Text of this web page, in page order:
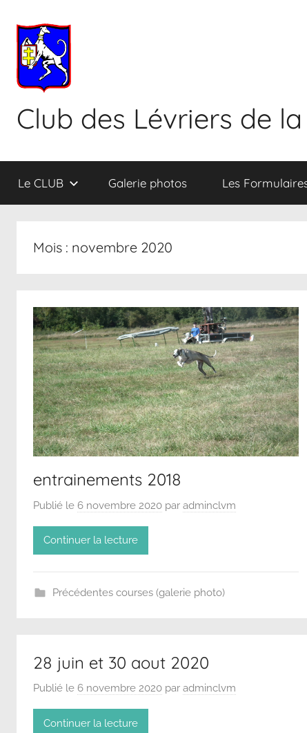
contenu
Club des Lévriers de
Le CLUB Galerie photos Les
Mois : novembre 2020
entrainements 2018
Publié le 6 novembre 2020 par adminclvm
Continuer la lecture
Précédentes courses (galerie photo)
28 juin et 30 aout 2020
Publié le 6 novembre 2020 par adminclvm
Continuer la lecture